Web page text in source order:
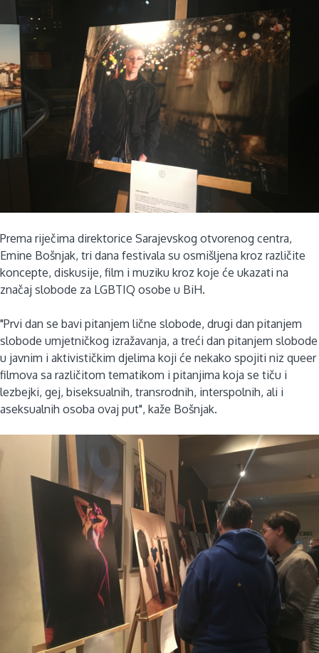
Prema riječima direktorice Sarajevskog otvorenog centra,
Emine Bošnjak, tri dana festivala su osmišljena kroz različite
koncepte, diskusije, film i muziku kroz koje će ukazati na
značaj slobode za LGBTIQ osobe u BiH.
"Prvi dan se bavi pitanjem lične slobode, drugi dan pitanjem
slobode umjetničkog izražavanja, a treći dan pitanjem slobode
u javnim i aktivističkim djelima koji će nekako spojiti niz queer
filmova sa različitom tematikom i pitanjima koja se tiču i
lezbejki, gej, biseksualnih, transrodnih, interspolnih, ali i
aseksualnih osoba ovaj put", kaže Bošnjak.